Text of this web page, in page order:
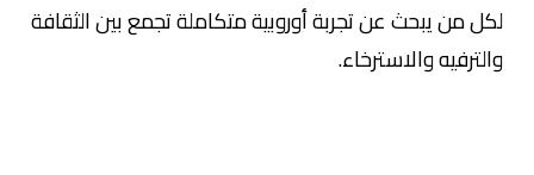
لكل من يبحث عن تجربة أوروبية متكاملة تجمع بين الثقافة
والترفيه والاسترخاء.